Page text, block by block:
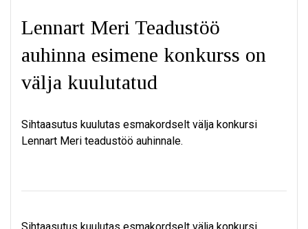
Lennart Meri Teadustöö
auhinna esimene konkurss on
välja kuulutatud
Sihtaasutus kuulutas esmakordselt välja konkursi
Lennart Meri teadustöö auhinnale.